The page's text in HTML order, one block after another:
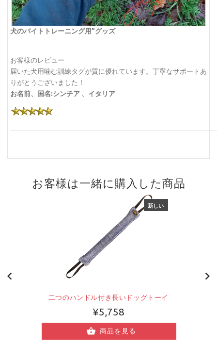
犬のバイトトレーニング用”グッズ
お客様のレビュー
届いた犬用噛む訓練タグが質に優れています。丁寧なサポートあ
りがとうございました！
お名前、国名:シンチア 、イタリア
お客様は一緒に購入した商品
新しい
二つのハンドル付き長いドッグトーイ
¥5,758
商品を見る